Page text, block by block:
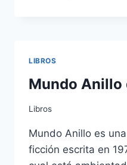
LIBROS
Mundo Anillo
Libros
Mundo Anillo es
ficción escrita en